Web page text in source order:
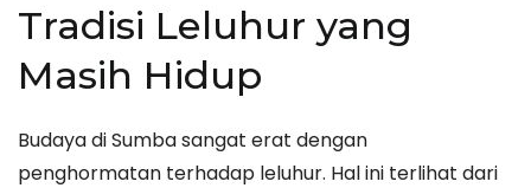
Tradisi Leluhur yang
Masih Hidup
Budaya di Sumba sangat erat dengan
penghormatan terhadap leluhur. Hal ini terlihat dari